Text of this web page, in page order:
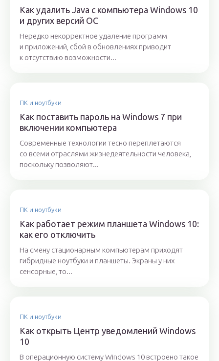
Как удалить Java с компьютера Windows 10
и других версий ОС
Нередко некорректное удаление программ
и приложений, сбой в обновлениях приводит
к отсутствию возможности...
ПК и ноутбуки
Как поставить пароль на Windows 7 при
включении компьютера
Современные технологии тесно переплетаются
со всеми отраслями жизнедеятельности человека,
поскольку позволяют...
ПК и ноутбуки
Как работает режим планшета Windows 10:
как его отключить
На смену стационарным компьютерам приходят
гибридные ноутбуки и планшеты. Экраны у них
сенсорные, то...
ПК и ноутбуки
Как открыть Центр уведомлений Windows
10
В операционную систему Windows 10 встроено такое